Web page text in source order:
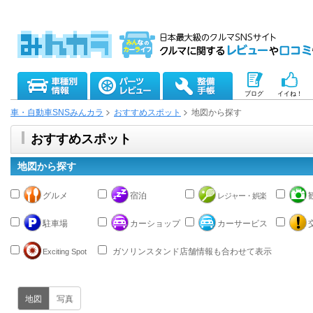
ブログ イイね！
車・自動車SNSみんカラ おすすめスポット 地図から探す
おすすめスポット
地図から探す
グルメ 宿泊 レジャー・娯楽
駐車場 カーショップ カーサービス
Exciting Spot ガソリンスタンド店舗情報も合わせて表示
地図 写真